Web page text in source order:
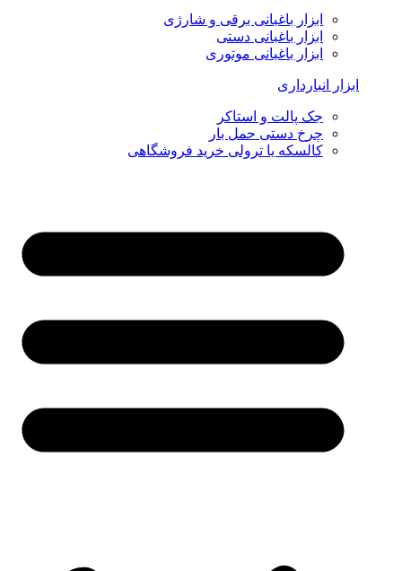
ابزار باغبانی برقی و شارژی
ابزار باغبانی دستی
ابزار باغبانی موتوری
ابزار انبارداری
جک پالت و استاکر
چرخ دستی حمل بار
کالسکه یا ترولی خرید فروشگاهی